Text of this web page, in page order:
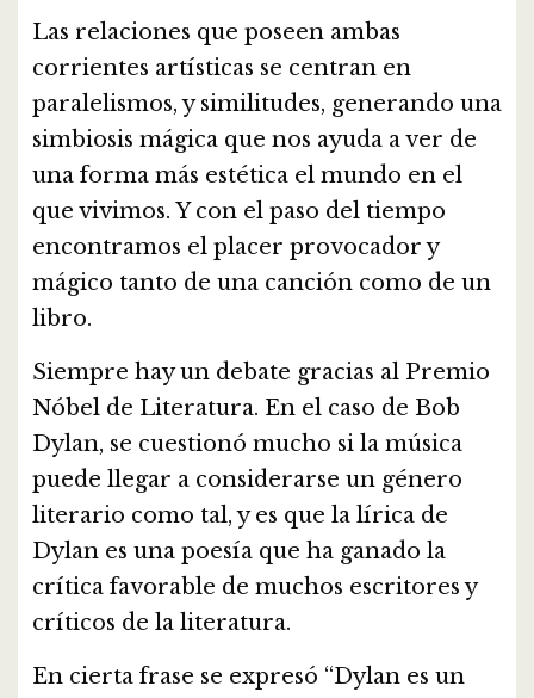
Las relaciones que poseen ambas
corrientes artísticas se centran en
paralelismos, y similitudes, generando una
simbiosis mágica que nos ayuda a ver de
una forma más estética el mundo en el
que vivimos. Y con el paso del tiempo
encontramos el placer provocador y
mágico tanto de una canción como de un
libro.
Siempre hay un debate gracias al Premio
Nóbel de Literatura. En el caso de Bob
Dylan, se cuestionó mucho si la música
puede llegar a considerarse un género
literario como tal, y es que la lírica de
Dylan es una poesía que ha ganado la
crítica favorable de muchos escritores y
críticos de la literatura.
En cierta frase se expresó “Dylan es un